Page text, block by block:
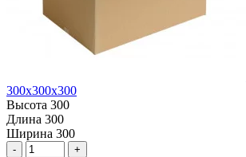
300х300х300
Высота 300
Длина 300
Ширина 300
- +